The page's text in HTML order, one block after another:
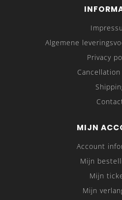
Algemene
Privacy
MIJN
Account
Mijn
Mijn
Mijn